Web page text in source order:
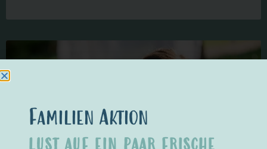
Familien Aktion
LUST AUF EIN PAAR FRISCHE